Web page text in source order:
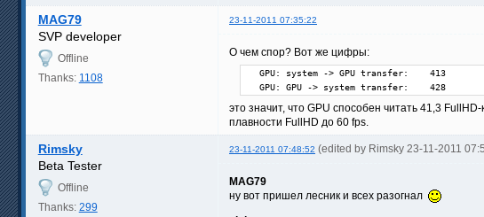
MAG79 23-11-2011 07:35:22
SVP developer
Offline
Thanks: 1108
О чем спор? Вот же цифры:
  GPU: system -> GPU transfer:    413
  GPU: GPU -> system transfer:    428
это значит, что GPU способен читать 41,3
плавности FullHD до 60 fps.
Rimsky 23-11-2011 07:48:52 (edited by Rimsky 23-11-2011
Beta Tester
Offline
Thanks: 299
MAG79
ну вот пришел лесник и всех разогнал